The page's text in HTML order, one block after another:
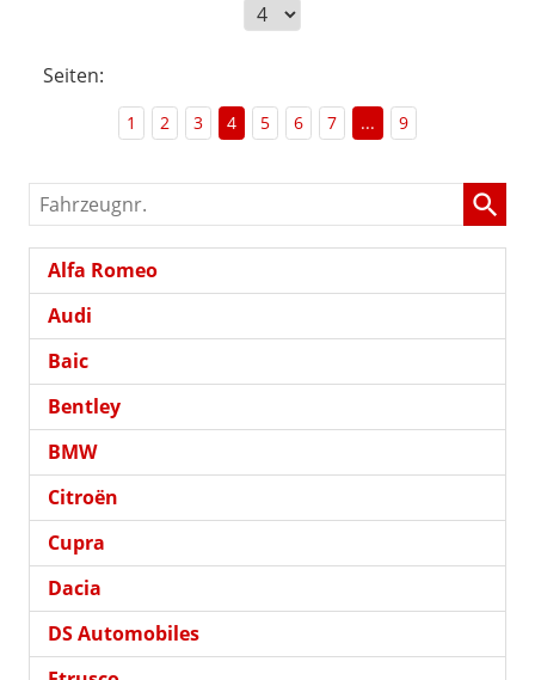
Seiten:
1 2 3 4 5 6 7 ... 9
Fahrzeugnr.
Alfa Romeo
Audi
Baic
Bentley
BMW
Citroën
Cupra
Dacia
DS Automobiles